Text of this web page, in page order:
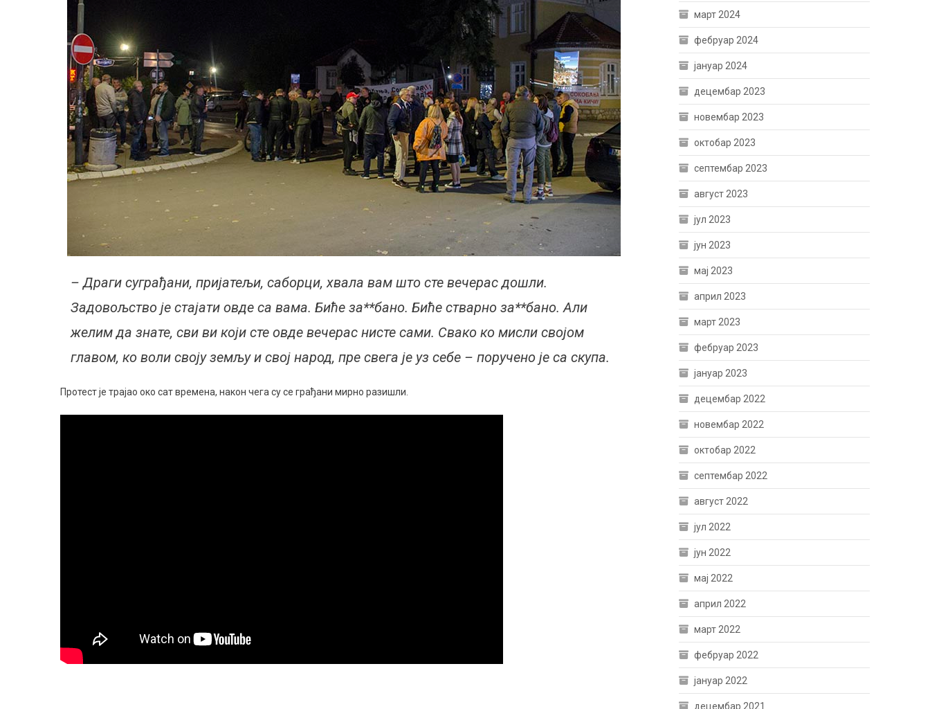
– Драги суграђани, пријатељи, саборци, хвала вам што сте вечерас дошли.
Задовољство је стајати овде са вама. Биће за**бано. Биће стварно за**бано. Али
желим да знате, сви ви који сте овде вечерас нисте сами. Свако ко мисли својом
главом, ко воли своју земљу и свој народ, пре свега је уз себе – поручено је са скупа.
Протест је трајао око сат времена, након чега су се грађани мирно разишли.
март 2024
фебруар 2024
јануар 2024
децембар 2023
новембар 2023
октобар 2023
септембар 2023
август 2023
јул 2023
јун 2023
мај 2023
април 2023
март 2023
фебруар 2023
јануар 2023
децембар 2022
новембар 2022
октобар 2022
септембар 2022
август 2022
јул 2022
јун 2022
мај 2022
април 2022
март 2022
фебруар 2022
јануар 2022
децембар 2021